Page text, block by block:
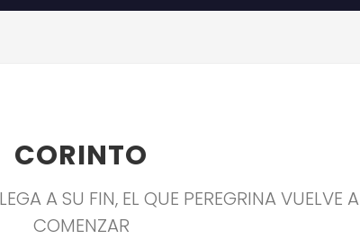
CORINTO
A SU FIN, EL QUE PEREGRINA VUELVE A
COMENZAR